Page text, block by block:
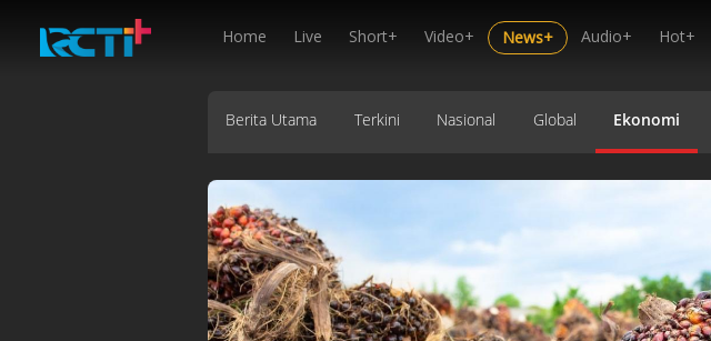
Home Live Short+ Video+ News+ Audio+ Hot+
Berita Utama Terkini Nasional Global Ekonomi